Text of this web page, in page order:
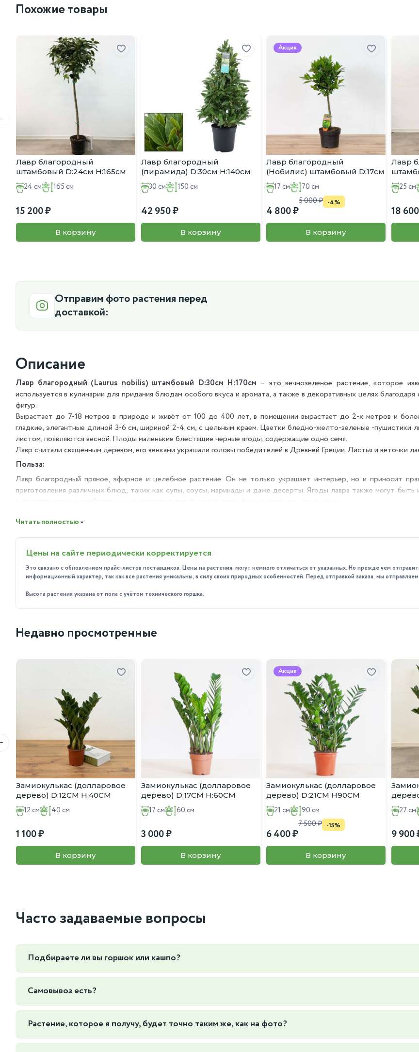
Похожие товары
Лавр благородный
штамбовый D:24см H:165см
24 см 165 см
15 200
В корзину
Лавр благородный
(пирамида) D:30см H:140см
30 см 150 см
42 950
В корзину
Акция
Лавр благородный
(Нобилис) штамбовый D:17см
H:70см
17 см 70 см
4 800
5 000 -4%
В корзину
Лавр
25 см
18 600
Отправим фото растения перед
доставкой:
Описание
Лавр благородный (Laurus nobilis) штамбовый D:30см H:170см – это вечнозеленое растение, которое
используется в кулинарии для придания блюдам особого вкуса и аромата, а также в декоративных целях
фигур.
Вырастает до 7-18 метров в природе и живёт от 100 до 400 лет, в помещении вырастает до 2-х метров и
гладкие, элегантные длиной 3-6 см, шириной 2-4 см, с цельным краем. Цветки бледно-желто-зеленые -пушистики
листом, появляются весной. Плоды маленькие блестящие черные ягоды, содержащие одно семя.
Лавр считали священным деревом, его венками украшали головы победителей в Древней Греции. Листья и веточки
Польза:
Лавр благородный пряное, эфирное и целебное растение. Он не только украшает интерьер, но и приносит
приготовления различных блюд, таких как супы, соусы, маринады и даже десерты. Ягоды лавра также могут быть
Особенности ухода:
Температура: оптимальная – от 15 до 20 градусов Цельсия.
Полив: умеренный, давайте почве просохнуть между поливами.Не переносит избытка влаги.
Влажность воздуха: не требовательна, но периодическое опрыскивание полезно.
Пересадка: растения пересаживают ежегодно, взрослые – раз в 2-3 года.
Обрезка: учитывая его съедобность - лучше постоянно подстригать верхушки и стимулировать более активное
Подкормка: используйте минеральные удобрения для декоративно-лиственных растений.
необходимые рекомендации по уходу за ним. Приобретая лавр благородный у нас, вы получаете красивое,
Читать полностью
Цены на сайте периодически корректируется
Это связано с обновлением прайс-листов поставщиков. Цены на растения, могут немного отличаться от указанных. Но прежде чем
информационный характер, так как все растения уникальны, в силу своих природных особенностей. Перед отправкой заказа, мы
Высота растения указана от пола с учётом технического горшка.
Недавно просмотренные
Замиокулькас (долларовое
дерево) D:12CM H:40CM
12 см 40 см
1 100
В корзину
Замиокулькас (долларовое
дерево) D:17CM H:60CM
17 см 60 см
3 000
В корзину
Акция
Замиокулькас (долларовое
дерево) D:21CM H90CM
21 см 90 см
6 400
7 500 -15%
В корзину
27 см
9 900
Часто задаваемые вопросы
Подбираете ли вы горшок или кашпо?
Да, мы можем подобрать горшок или кашпо под ваш интерьер и вкус, так же вы можете предложить свой, пересадку
Самовывоз есть?
Да, Мы находимся по адресу г. Москва Нижегородская 76к1
Растение, которое я получу, будет точно таким же, как на фото?
Да, и даже лучше! В отличие от многих магазинов, мы фотографируем конкретные экземпляры растений, которые